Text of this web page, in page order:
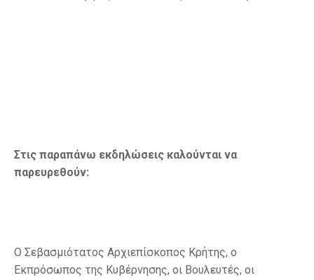
Στις παραπάνω εκδηλώσεις καλούνται να
παρευρεθούν:
Ο Σεβασμιότατος Αρχιεπίσκοπος Κρήτης, ο
Εκπρόσωπος της Κυβέρνησης, οι Βουλευτές, οι